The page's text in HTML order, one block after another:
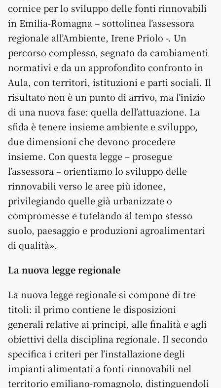
cornice per lo sviluppo delle fonti rinnovabili
in Emilia-Romagna – sottolinea l’assessora
regionale all’Ambiente, Irene Priolo -. Un
percorso complesso, segnato da cambiamenti
normativi e da un approfondito confronto in
Aula, con territori, istituzioni e parti sociali. Il
risultato non è un punto di arrivo, ma l’inizio
di una nuova fase: quella dell’attuazione. La
sfida è tenere insieme ambiente e sviluppo,
due dimensioni che devono procedere
insieme. Con questa legge – prosegue
l’assessora – orientiamo lo sviluppo delle
rinnovabili verso le aree più idonee,
privilegiando quelle già urbanizzate o
compromesse e tutelando al tempo stesso
suolo, paesaggio e produzioni agroalimentari
di qualità».
La nuova legge regionale
La nuova legge regionale si compone di tre
titoli: il primo contiene le disposizioni
generali relative ai principi, alle finalità e agli
obiettivi della disciplina regionale. Il secondo
specifica i criteri per l’installazione degli
impianti alimentati a fonti rinnovabili nel
territorio emiliano-romagnolo, distinguendoli